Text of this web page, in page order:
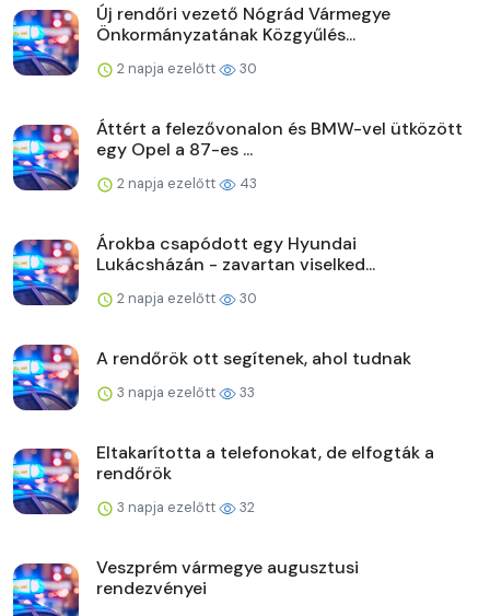
Új rendőri vezető Nógrád Vármegye
Önkormányzatának Közgyűlés...
2 napja ezelőtt 30
Áttért a felezővonalon és BMW-vel ütközött
egy Opel a 87-es ...
2 napja ezelőtt 43
Árokba csapódott egy Hyundai
Lukácsházán - zavartan viselked...
2 napja ezelőtt 30
A rendőrök ott segítenek, ahol tudnak
3 napja ezelőtt 33
Eltakarította a telefonokat, de elfogták a
rendőrök
3 napja ezelőtt 32
Veszprém vármegye augusztusi
rendezvényei